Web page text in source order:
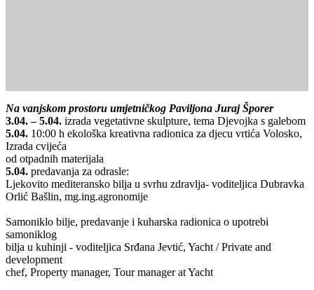
Na vanjskom prostoru umjetničkog Paviljona Juraj Šporer
3.04. – 5.04. izrada vegetativne skulpture, tema Djevojka s galebom
5.04. 10:00 h ekološka kreativna radionica za djecu vrtića Volosko,
Izrada cvijeća
od otpadnih materijala
5.04. predavanja za odrasle:
Ljekovito mediteransko bilja u svrhu zdravlja- voditeljica Dubravka
Orlić Bašlin, mg.ing.agronomije
Samoniklo bilje, predavanje i kuharska radionica o upotrebi
samoniklog
bilja u kuhinji - voditeljica Srđana Jevtić, Yacht / Private and
development
chef, Property manager, Tour manager at Yacht